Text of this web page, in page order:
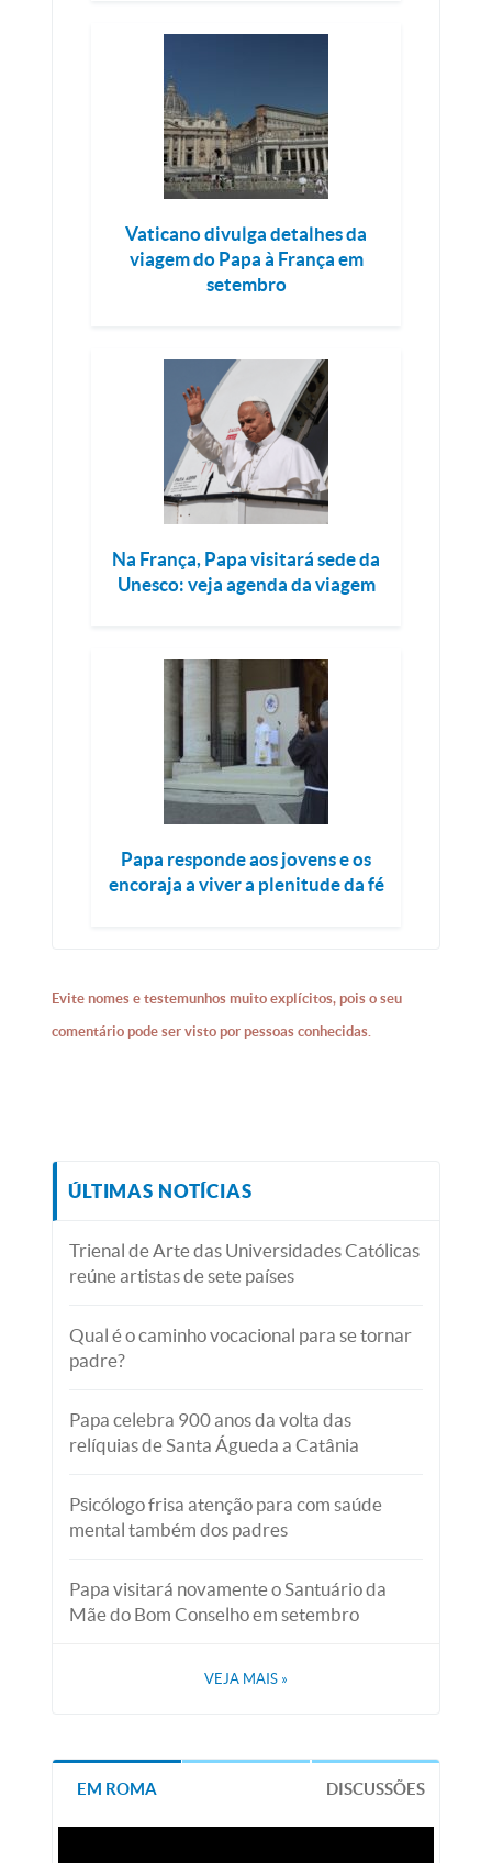
Vaticano divulga detalhes da
viagem do Papa à França em
setembro
Na França, Papa visitará sede da
Unesco: veja agenda da viagem
Papa responde aos jovens e os
encoraja a viver a plenitude da fé
Evite nomes e testemunhos muito explícitos, pois o seu
comentário pode ser visto por pessoas conhecidas.
ÚLTIMAS NOTÍCIAS
Trienal de Arte das Universidades Católicas
reúne artistas de sete países
Qual é o caminho vocacional para se tornar
padre?
Papa celebra 900 anos da volta das
relíquias de Santa Águeda a Catânia
Psicólogo frisa atenção para com saúde
mental também dos padres
Papa visitará novamente o Santuário da
Mãe do Bom Conselho em setembro
VEJA MAIS »
EM ROMA DISCUSSÕES